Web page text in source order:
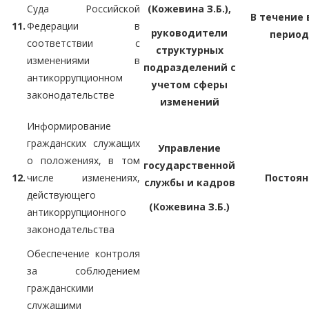
11.
Суда Российской
Федерации в
соответствии с
изменениями в
антикоррупционном
законодательстве
(Кожевина З.Б.),
руководители
структурных
подразделений с
учетом сферы
изменений
В течение
12.
Информирование
гражданских служащих
о положениях, в том
числе изменениях,
действующего
антикоррупционного
законодательства
Управление
государственной
службы и кадров
(Кожевина З.Б.)
Обеспечение контроля
за соблюдением
гражданскими
служащими